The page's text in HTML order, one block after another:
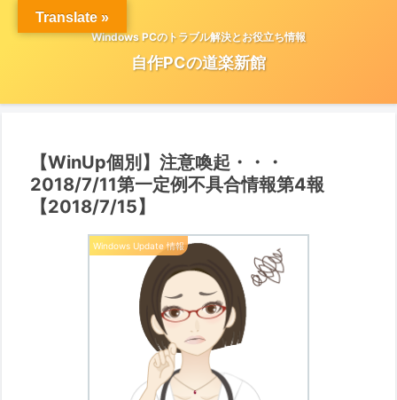
Windows PCのトラブル解決とお役立ち情報
自作PCの道楽新館
【WinUp個別】注意喚起・・・
2018/7/11第一定例不具合情報第4報
【2018/7/15】
Windows Update 情報
Translate »